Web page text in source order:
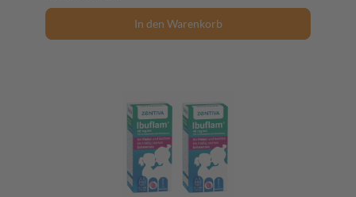
In den Warenkorb